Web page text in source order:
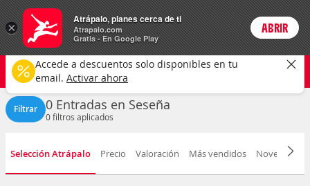
Entradas Precios enPeso
ARSCambiar moneda
Login
Seseña ciudad
Cualquier tipo Cualquier fecha
CAMBIAR
Filtrar 0 Entradas en Seseña
0filtros aplicados
Selección Atrápalo Precio Valoración Más vendidos Novedad
×
Atrápalo, planes cerca de ti
Atrapalo.com
Gratis - En Google Play
ABRIR
Accede a descuentos solo disponibles en tu
email. Activar ahora